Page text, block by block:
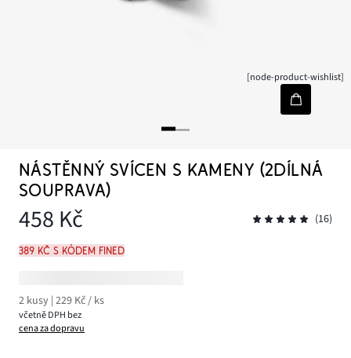
[node-product-wishlist]
NÁSTĚNNÝ SVÍCEN S KAMENY (2DÍLNÁ
SOUPRAVA)
458 Kč (16)
389 Kč s kódem FINED
2 kusy | 229 Kč / ks
včetně DPH bez
cena za dopravu